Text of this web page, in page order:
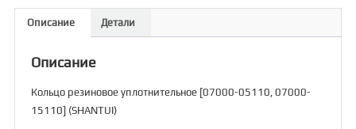
Описание Детали
Описание
Кольцо резиновое уплотнительное [07000-05110, 07000-
15110] (SHANTUI)